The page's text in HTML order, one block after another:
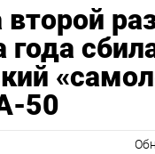
второй
года
50